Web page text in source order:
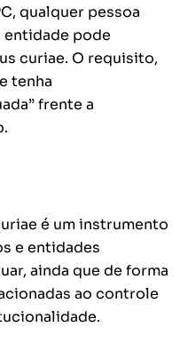
qualquer pessoa
pode
curiae. O requisito,
tenha
frente a
é um instrumento
e entidades
ainda que de forma
ao controle